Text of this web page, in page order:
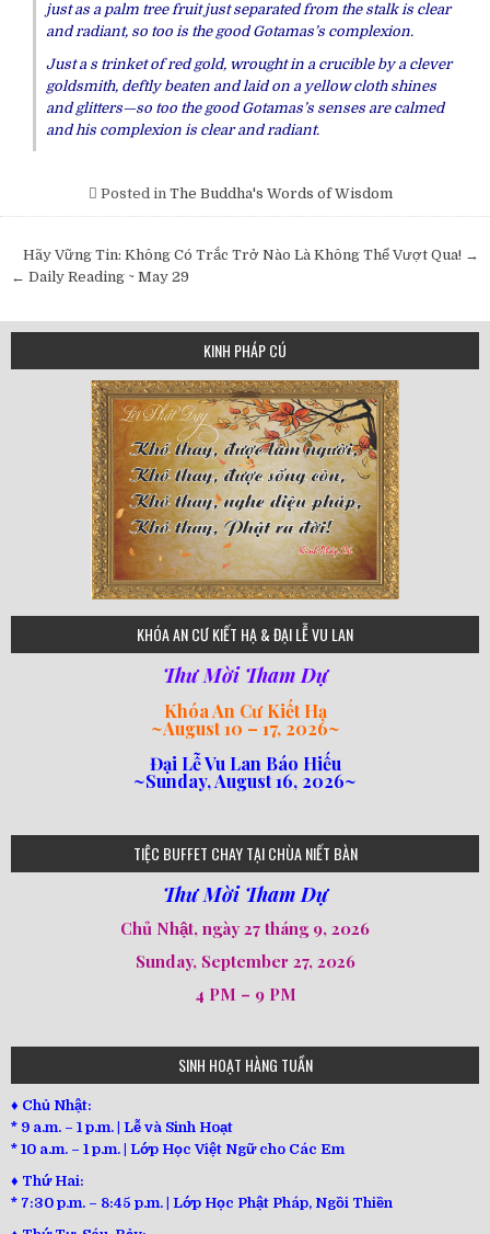
just as a palm tree fruit just separated from the stalk is clear
and radiant, so too is the good Gotamas’s complexion.
Just a s trinket of red gold, wrought in a crucible by a clever
goldsmith, deftly beaten and laid on a yellow cloth shines
and glitters—so too the good Gotamas’s senses are calmed
and his complexion is clear and radiant.
Posted in The Buddha's Words of Wisdom
Post
navigation
Hãy Vững Tin: Không Có Trắc Trở Nào Là Không Thể Vượt Qua! →
← Daily Reading ~ May 29
KINH PHÁP CÚ
75
80
78
77
82
92
93
94
95
98
641
182
101
loipha2
loipha4
loipha1
loipha5
loipha7
loipha8
loipha10
loipha9
loi-phat-day
loipha15
loipha13
KHÓA AN CƯ KIẾT HẠ & ĐẠI LỄ VU LAN
Thư Mời Tham Dự
Khóa An Cư Kiết Hạ
~August 10 – 17, 2026~
Đại Lễ Vu Lan Báo Hiếu
~Sunday, August 16, 2026~
TIỆC BUFFET CHAY TẠI CHÙA NIẾT BÀN
Thư Mời Tham Dự
Chủ Nhật, ngày 27 tháng 9, 2026
Sunday, September 27, 2026
4 PM – 9 PM
SINH HOẠT HÀNG TUẦN
♦ Chủ Nhật:
* 9 a.m. – 1 p.m. | Lễ và Sinh Hoạt
* 10 a.m. – 1 p.m. | Lớp Học Việt Ngữ cho Các Em
♦ Thứ Hai:
* 7:30 p.m. – 8:45 p.m. | Lớp Học Phật Pháp, Ngồi Thiền